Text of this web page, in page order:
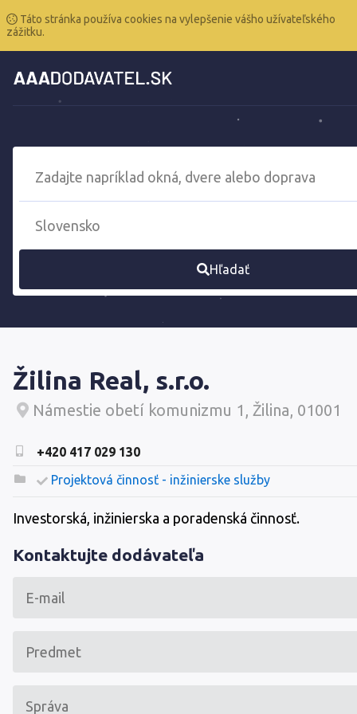
Táto stránka používa cookies na vylepšenie vášho užívateľského
zážitku.
Hľadať
Žilina Real, s.r.o.
Námestie obetí komunizmu 1, Žilina, 01001
+420 417 029 130
Projektová činnosť - inžinierske služby
Investorská, inžinierska a poradenská činnosť.
Kontaktujte dodávateľa